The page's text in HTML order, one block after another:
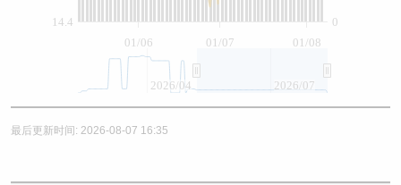
01/07
01/06 01/08
0
14.4
2026/04 2026/07
最后更新时间: 2026-08-07 16:35